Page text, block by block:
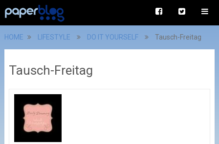
HOME LIFESTYLE DO IT YOURSELF Tausch-Freitag
Tausch-Freitag